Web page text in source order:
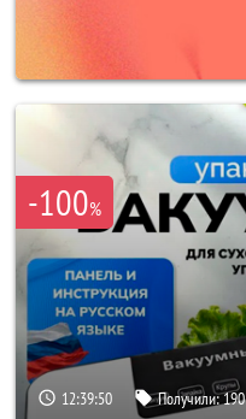
-100%
12:39:48 Получили:190